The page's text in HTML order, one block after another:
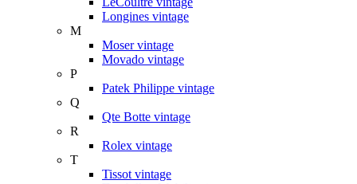
Longines vintage
M
Moser vintage
Movado vintage
P
Patek Philippe vintage
Q
Qte Botte vintage
R
Rolex vintage
T
Tissot vintage